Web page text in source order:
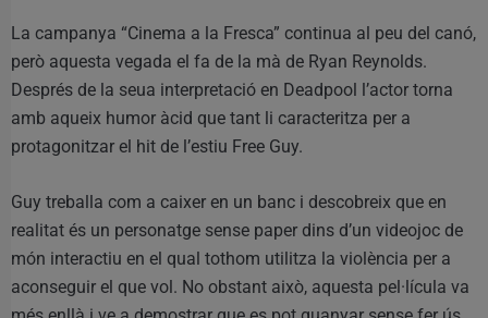
La campanya “Cinema a la Fresca” continua al peu del canó,
però aquesta vegada el fa de la mà de Ryan Reynolds.
Després de la seua interpretació en Deadpool l’actor torna
amb aqueix humor àcid que tant li caracteritza per a
protagonitzar el hit de l’estiu Free Guy.
Guy treballa com a caixer en un banc i descobreix que en
realitat és un personatge sense paper dins d’un videojoc de
món interactiu en el qual tothom utilitza la violència per a
aconseguir el que vol. No obstant això, aquesta pel·lícula va